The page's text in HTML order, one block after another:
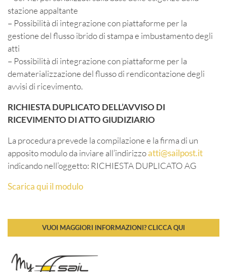
stazione appaltante
– Possibilità di integrazione con piattaforme per la
gestione del flusso ibrido di stampa e imbustamento degli
atti
– Possibilità di integrazione con piattaforme per la
dematerializzazione del flusso di rendicontazione degli
avvisi di ricevimento.
RICHIESTA DUPLICATO DELL’AVVISO DI
RICEVIMENTO DI ATTO GIUDIZIARIO
La procedura prevede la compilazione e la firma di un
apposito modulo da inviare all’indirizzoatti@sailpost.it
indicando nell’oggetto: RICHIESTA DUPLICATO AG
Scarica qui il modulo
VUOI MAGGIORI INFORMAZIONI? CLICCA QUI